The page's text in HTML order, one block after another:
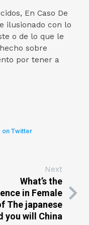
En Caso De
ilusionado con lo
o de lo que le
sobre
por tener a
on Twitter
Next
What’s the
in Female
The japanese
you will China